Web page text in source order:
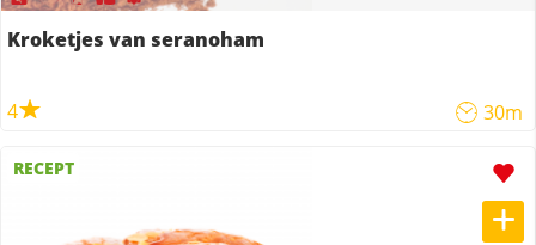
Kroketjes van seranoham
4 30m
RECEPT